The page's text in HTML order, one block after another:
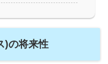
)の将来性